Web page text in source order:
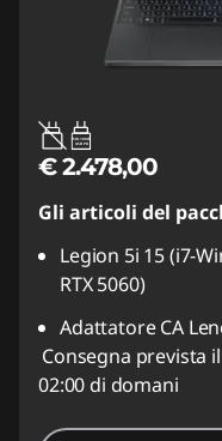
95W-100W
USB PD
€ 2.478,00
Gli articoli del
Legion 5i 15 (i7-
RTX 5060)
Adattatore CA
Consegna prevista
02:00 di domani